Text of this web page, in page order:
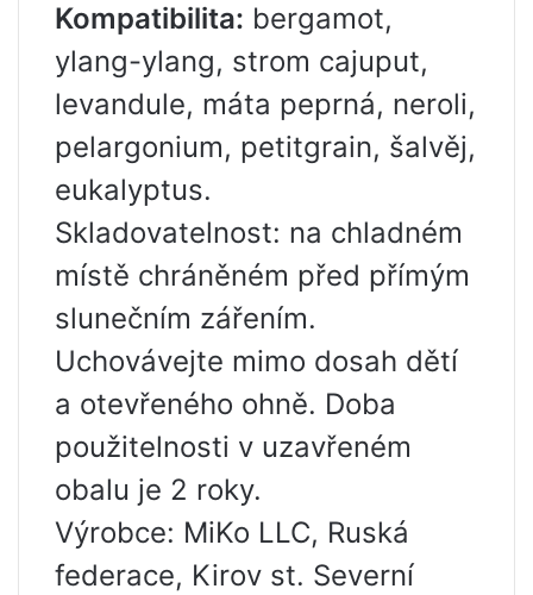
Kompatibilita: bergamot,
ylang-ylang, strom cajuput,
levandule, máta peprná, neroli,
pelargonium, petitgrain, šalvěj,
eukalyptus.
Skladovatelnost: na chladném
místě chráněném před přímým
slunečním zářením.
Uchovávejte mimo dosah dětí
a otevřeného ohně. Doba
použitelnosti v uzavřeném
obalu je 2 roky.
Výrobce: MiKo LLC, Ruská
federace, Kirov st. Severní